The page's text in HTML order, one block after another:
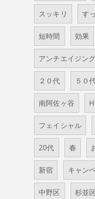
スッキリ す
短時間 効果
アンチエイジング
２０代 ５０
南阿佐ヶ谷
フェイシャル
20代 春
新宿 キャン
中野区 杉並区